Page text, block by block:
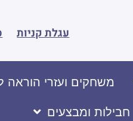
עגלת קניות
משחקים ועזרי הוראה
חבילות ומבצעים